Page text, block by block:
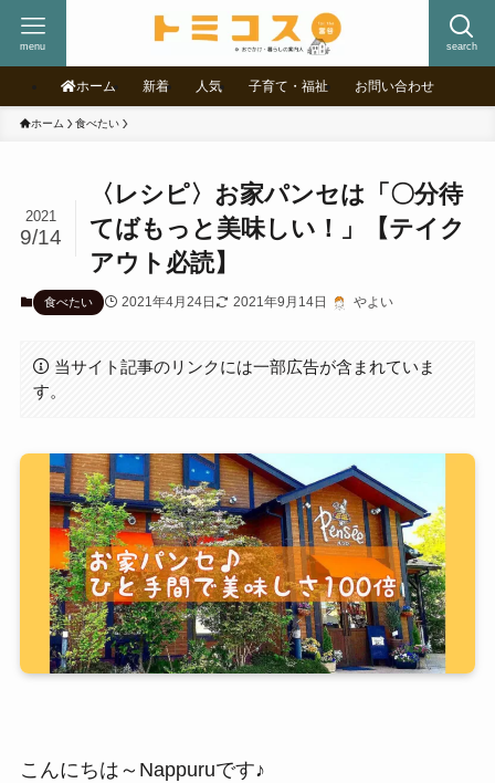
search
menu
ホーム 新着 人気 子育て・福祉 お問い合わせ
ホーム 食べたい
〈レシピ〉お家パンセは「〇分待
てばもっと美味しい！」【テイク
アウト必読】
2021
9/14
食べたい 2021年4月24日 2021年9月14日 やよい
当サイト記事のリンクには一部広告が含まれていま
す。
こんにちは～Nappuruです♪